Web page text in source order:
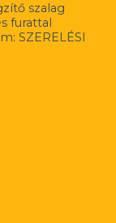
szalag
furattal
SZERELÉSI